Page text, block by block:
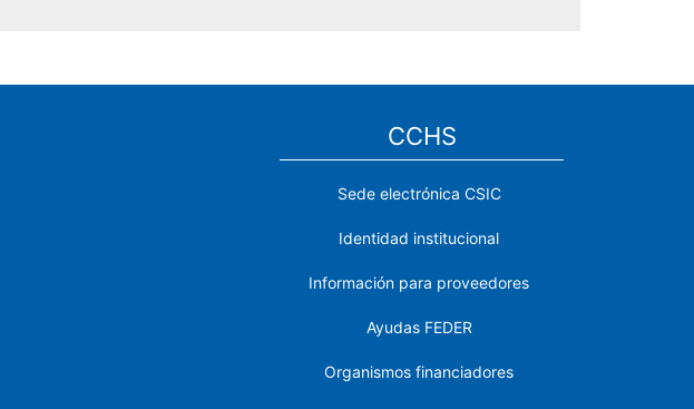
CCHS
Sede electrónica CSIC
Identidad institucional
Información para proveedores
Ayudas FEDER
Organismos financiadores